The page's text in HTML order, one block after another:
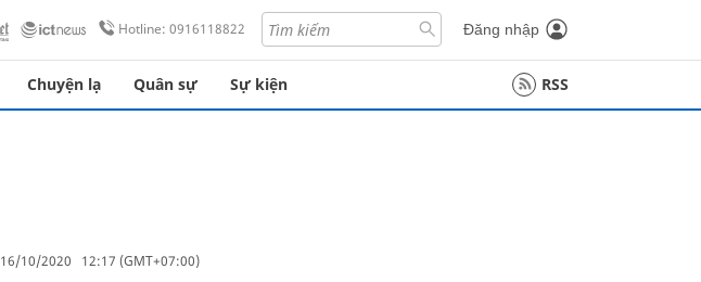
Hotline: 0916118822 Đăng nhập
Chuyện lạ Quân sự Sự kiện RSS
16/10/2020 12:17 (GMT+07:00)